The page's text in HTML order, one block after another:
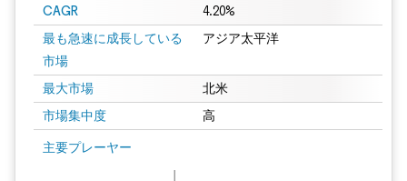
CAGR 4.20%
最も急速に成長している
市場
アジア太平洋
最大市場 北米
市場集中度 高
主要プレーヤー